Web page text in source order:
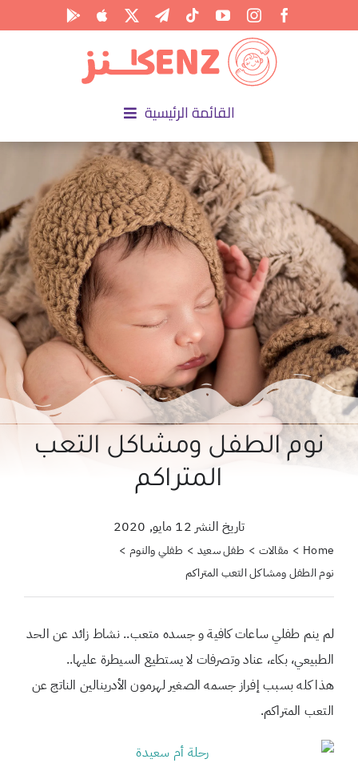
القائمة الرئيسية
الرئيسية
الأكاديمية
الأنشطة
المناسبات
المقالات
حول علمتني كنز
احجزي استشارة
نوم الطفل ومشاكل التعب
المتراكم
Home مقالات طفل سعيد
طفلي والنوم
نوم الطفل ومشاكل التعب المتراكم
تاريخ النشر 12 مايو, 2020
لم ينم طفلي ساعات كافية و جسده متعب.. نشاط زائد عن الحد
الطبيعي، بكاء، عناد وتصرفات لا يستطيع السيطرة عليها..
هذا كله بسبب إفراز جسمه الصغير لهرمون الأدرينالين الناتج عن
التعب المتراكم.